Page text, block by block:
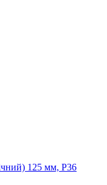
125 мм, P36